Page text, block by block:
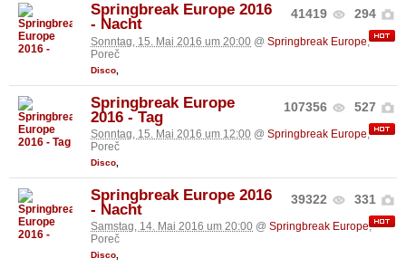
41419 294
Springbreak Europe 2016
- Nacht
Sonntag, 15. Mai 2016 um 20:00 @ Springbreak Europe ,
Poreč
Disco
107356 527
Springbreak Europe
2016 - Tag
Sonntag, 15. Mai 2016 um 12:00 @ Springbreak Europe,
Poreč
Disco
39322 331
Springbreak Europe 2016
- Nacht
Samstag, 14. Mai 2016 um 20:00 @ Springbreak Europe,
Poreč
Disco,